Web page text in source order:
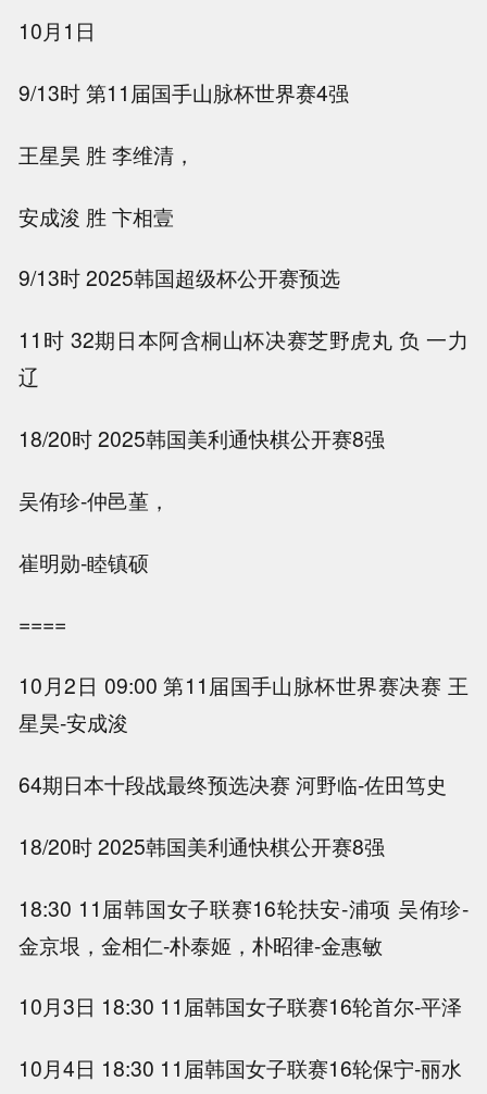
10月1日
9/13时 第11届国手山脉杯世界赛4强
王星昊 胜 李维清 ，
安成浚 胜 卞相壹
9/13时 2025韩国超级杯公开赛预选
11时 32期日本阿含桐山杯决赛芝野虎丸 负 一力
辽
18/20时 2025韩国美利通快棋公开赛8强
吴侑珍-仲邑堇 ，
崔明勋-睦镇硕
====
10月2日 09:00 第11届国手山脉杯世界赛决赛 王
星昊-安成浚
64期日本十段战最终预选决赛 河野临-佐田笃史
18/20时 2025韩国美利通快棋公开赛8强
18:30 11届韩国女子联赛16轮扶安-浦项 吴侑珍-
金京垠，金相仁-朴泰姬，朴昭律-金惠敏
10月3日 18:30 11届韩国女子联赛16轮首尔-平泽
10月4日 18:30 11届韩国女子联赛16轮保宁-丽水